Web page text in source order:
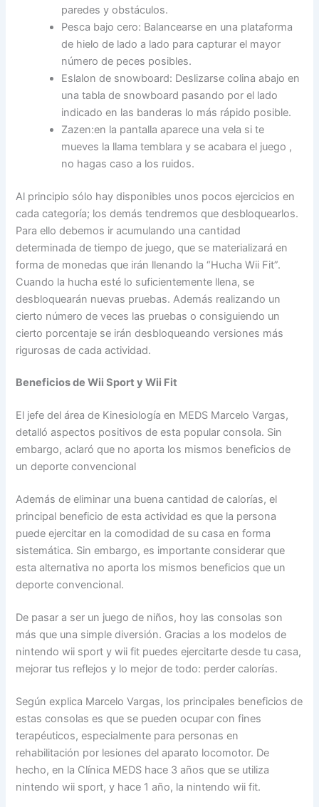
paredes y obstáculos.
Pesca bajo cero: Balancearse en una plataforma
de hielo de lado a lado para capturar el mayor
número de peces posibles.
Eslalon de snowboard: Deslizarse colina abajo en
una tabla de snowboard pasando por el lado
indicado en las banderas lo más rápido posible.
Zazen:en la pantalla aparece una vela si te
mueves la llama temblara y se acabara el juego ,
no hagas caso a los ruidos.
Al principio sólo hay disponibles unos pocos ejercicios en
cada categoría; los demás tendremos que desbloquearlos.
Para ello debemos ir acumulando una cantidad
determinada de tiempo de juego, que se materializará en
forma de monedas que irán llenando la “Hucha Wii Fit”.
Cuando la hucha esté lo suficientemente llena, se
desbloquearán nuevas pruebas. Además realizando un
cierto número de veces las pruebas o consiguiendo un
cierto porcentaje se irán desbloqueando versiones más
rigurosas de cada actividad.
Beneficios de Wii Sport y Wii Fit
El jefe del área de Kinesiología en MEDS Marcelo Vargas,
detalló aspectos positivos de esta popular consola. Sin
embargo, aclaró que no aporta los mismos beneficios de
un deporte convencional
Además de eliminar una buena cantidad de calorías, el
principal beneficio de esta actividad es que la persona
puede ejercitar en la comodidad de su casa en forma
sistemática. Sin embargo, es importante considerar que
esta alternativa no aporta los mismos beneficios que un
deporte convencional.
De pasar a ser un juego de niños, hoy las consolas son
más que una simple diversión. Gracias a los modelos de
nintendo wii sport y wii fit puedes ejercitarte desde tu casa,
mejorar tus reflejos y lo mejor de todo: perder calorías.
Según explica Marcelo Vargas, los principales beneficios de
estas consolas es que se pueden ocupar con fines
terapéuticos, especialmente para personas en
rehabilitación por lesiones del aparato locomotor. De
hecho, en la Clínica MEDS hace 3 años que se utiliza
nintendo wii sport, y hace 1 año, la nintendo wii fit.